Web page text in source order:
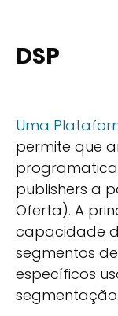
DSP
Uma
permite que
publishers a
Oferta). A
capacidade
segmentos
específicos
segmentação.